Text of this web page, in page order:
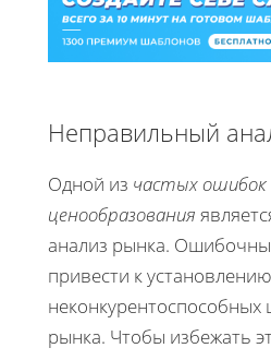
Неправильный
Одной из частых ошибок
ценообразования
анализ рынка.
привести к установлению
неконкурентоспособных
рынка. Чтобы избежать